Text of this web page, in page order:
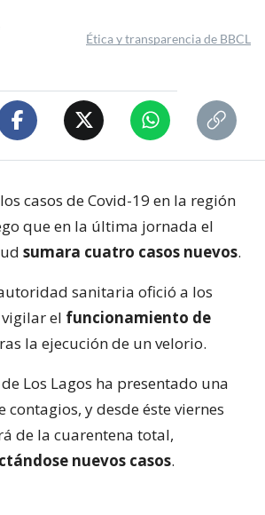
Ética y transparencia de BBCL
casos de Covid-19 en la región
que en la última jornada el
sumara cuatro casos nuevos.
sanitaria ofició a los
el funcionamiento de
la ejecución de un velorio.
Los Lagos ha presentado una
contagios, y desde éste viernes
de la cuarentena total,
nuevos casos.